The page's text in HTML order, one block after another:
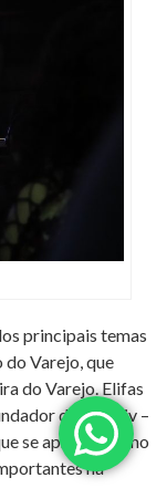
principais temas
Varejo, que
do Varejo. Elifas
da Kreativ –
se apresentou no
na